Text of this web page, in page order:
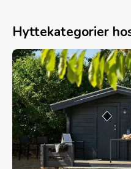
Hyttekategorier